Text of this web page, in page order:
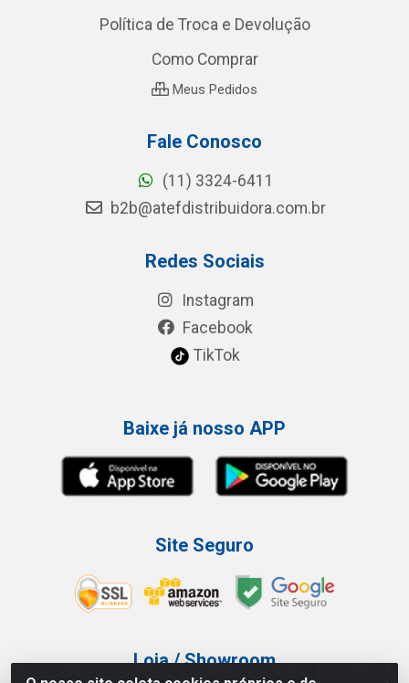
Política de Troca e Devolução
Como Comprar
Meus Pedidos
Fale Conosco
(11) 3324-6411
b2b@atefdistribuidora.com.br
Redes Sociais
Instagram
Facebook
TikTok
Baixe já nosso APP
Site Seguro
Loja / Showroom